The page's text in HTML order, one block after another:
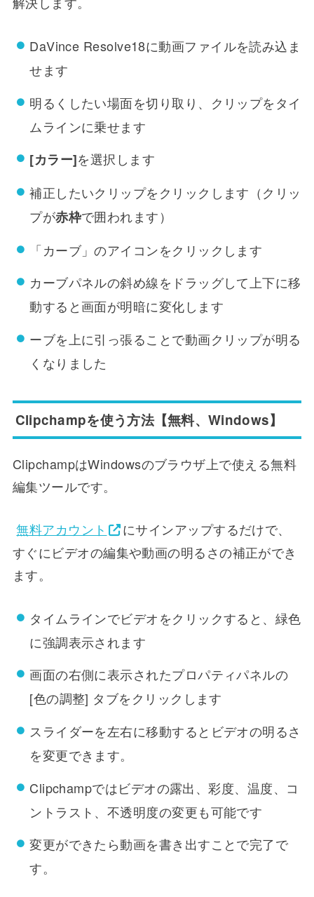
DaVince Resolve18に動画ファイルを読み込ま
せます
明るくしたい場面を切り取り、クリップをタイ
ムラインに乗せます
[カラー]を選択します
補正したいクリップをクリックします（クリッ
プが赤枠で囲われます）
「カーブ」のアイコンをクリックします
カーブパネルの斜め線をドラッグして上下に移
動すると画面が明暗に変化します
ーブを上に引っ張ることで動画クリップが明る
くなりました
Clipchampを使う方法【無料、Windows】
ClipchampはWindowsのブラウザ上で使える無料
編集ツールです。
無料アカウント
にサインアップするだけで、
すぐにビデオの編集や動画の明るさの補正ができ
ます。
タイムラインでビデオをクリックすると、緑色
に強調表示されます
画面の右側に表示されたプロパティパネルの
[色の調整] タブをクリックします
スライダーを左右に移動するとビデオの明るさ
を変更できます。
Clipchampではビデオの露出、彩度、温度、コ
ントラスト、不透明度の変更も可能です
変更ができたら動画を書き出すことで完了で
す。